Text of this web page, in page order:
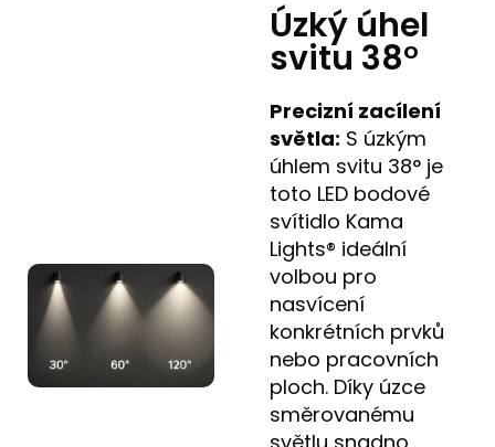
Úzký úhel
svitu 38°
Precizní zacílení
světla: S úzkým
úhlem svitu 38° je
toto LED bodové
svítidlo Kama
Lights® ideální
volbou pro
nasvícení
konkrétních prvků
nebo pracovních
ploch. Díky úzce
směrovanému